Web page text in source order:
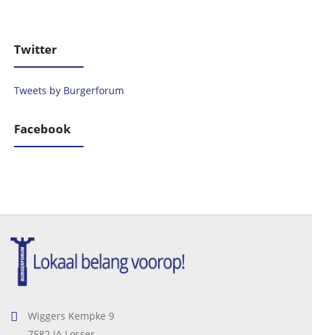
Twitter
Tweets by Burgerforum
Facebook
Wiggers Kempke 9